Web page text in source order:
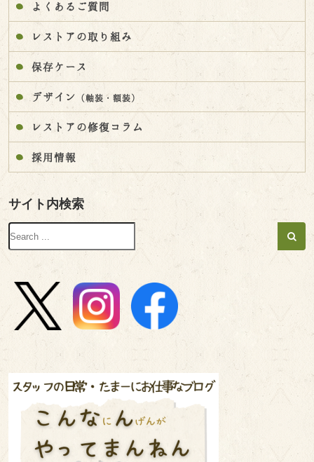
よくあるご質問
レストアの取り組み
保存ケース
デザイン （軸装・額装）
レストアの修復コラム
採用情報
サイト内検索